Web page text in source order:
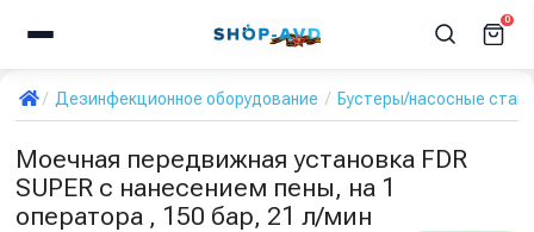
0
Дезинфекционное оборудование Бустеры/насосные
Моечная передвижная установка FDR
SUPER с нанесением пены, на 1
оператора , 150 бар, 21 л/мин